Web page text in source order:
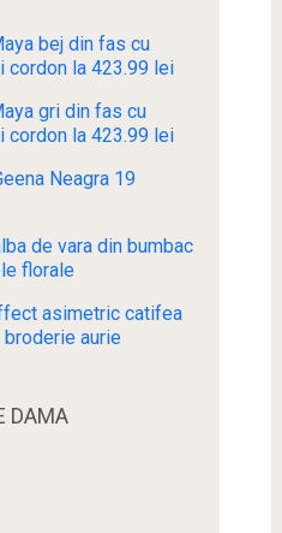
bej din fas cu
cordon la 423.99 lei
gri din fas cu
cordon la 423.99 lei
Neagra 19
de vara din bumbac
florale
asimetric catifea
broderie aurie
DAMA